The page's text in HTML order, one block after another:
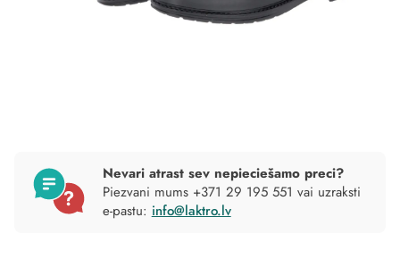
Nevari atrast sev nepieciešamo preci?
Piezvani mums +371 29 195 551 vai uzraksti
e-pastu: info@laktro.lv